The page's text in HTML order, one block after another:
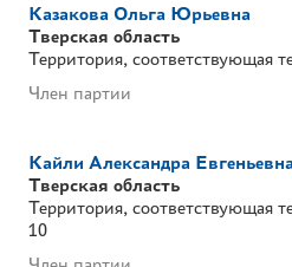
Казакова Ольга Юрьевна
Тверская область
Территория, соответствующая
Член партии
Кайли Александра Евгеньевна
Тверская область
Территория, соответствующая
10